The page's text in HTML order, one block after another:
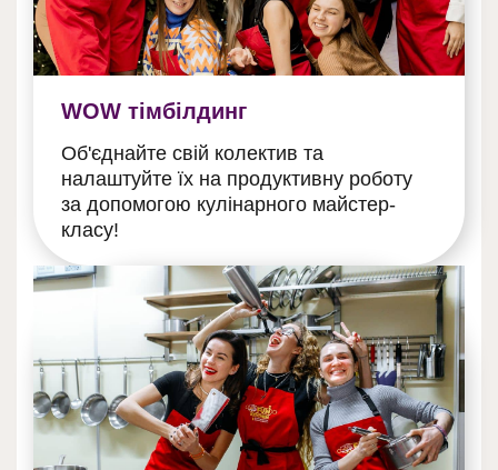
WOW тімбілдинг
Об'єднайте свій колектив та
налаштуйте їх на продуктивну роботу
за допомогою кулінарного майстер-
класу!